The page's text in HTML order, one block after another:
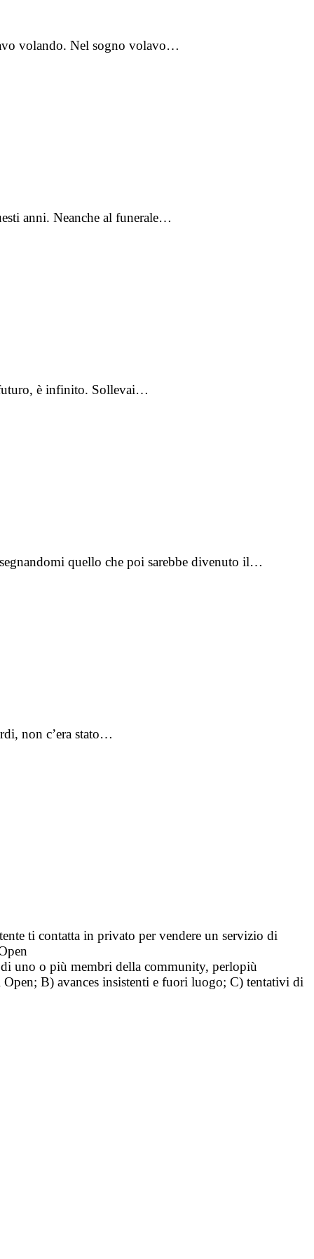
volando. Nel sogno volavo…
anni. Neanche al funerale…
futuro, è infinito. Sollevai…
quello che poi sarebbe divenuto il…
non c’era stato…
ti contatta in privato per vendere un servizio di
uno o più membri della community, perlopiù
B) avances insistenti e fuori luogo; C) tentativi di